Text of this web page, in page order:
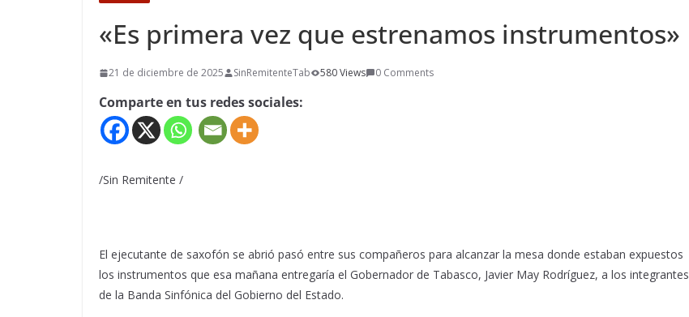
«Es primera vez que estrenamos instrumentos»
21 de diciembre de 2025 SinRemitenteTab 580 Views 0 Comments
Comparte en tus redes sociales:
/Sin Remitente /
El ejecutante de saxofón se abrió pasó entre sus compañeros para alcanzar la mesa donde estaban expuestos
los instrumentos que esa mañana entregaría el Gobernador de Tabasco, Javier May Rodríguez, a los integrantes
de la Banda Sinfónica del Gobierno del Estado.